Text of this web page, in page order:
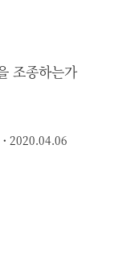
조종하는가
· 2020.04.06